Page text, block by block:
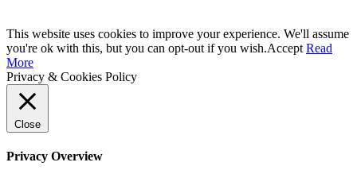
This website uses cookies to improve your experience. We'll assume
you're ok with this, but you can opt-out if you wish.Accept Read
More
Privacy & Cookies Policy
Close
Privacy Overview